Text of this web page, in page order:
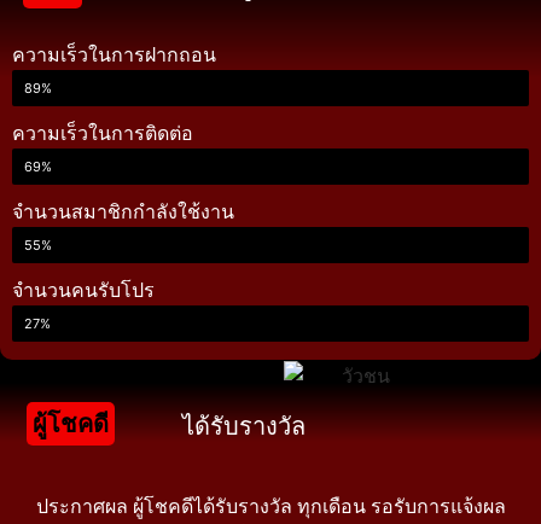
ความเร็วในการฝากถอน
89%
ความเร็วในการติดต่อ
69%
จำนวนสมาชิกกำลังใช้งาน
55%
จำนวนคนรับโปร
27%
ผู้โชคดี ได้รับรางวัล
ประกาศผล ผู้โชคดีได้รับรางวัล ทุกเดือน รอรับการแจ้งผล